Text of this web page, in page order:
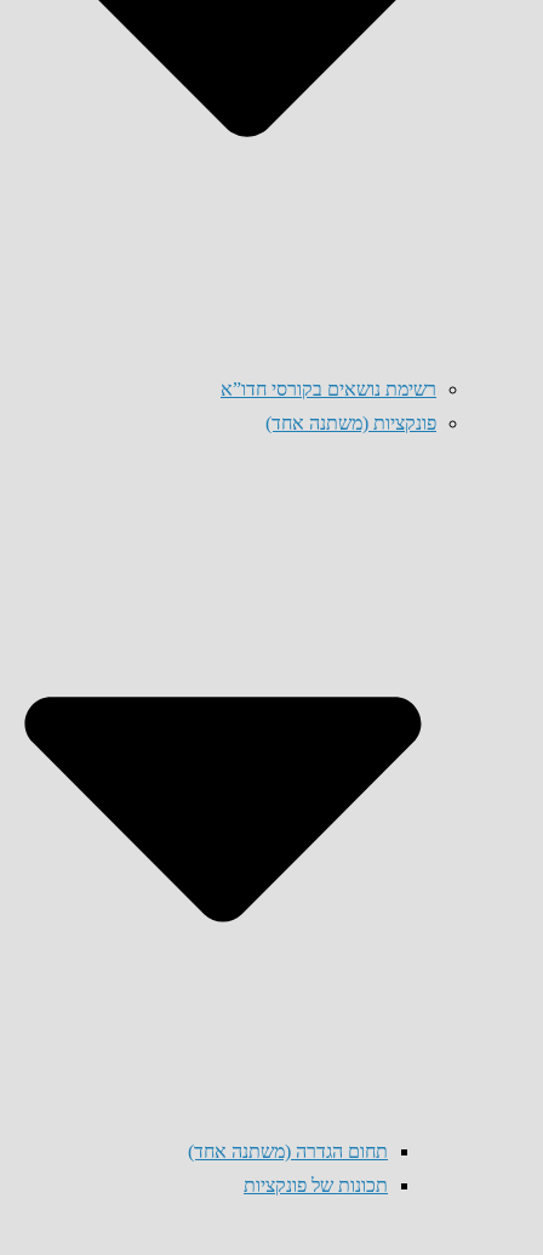
רשימת נושאים בקורסי חדו”א
פונקציות (משתנה אחד)
תחום הגדרה (משתנה אחד)
תכונות של פונקציות